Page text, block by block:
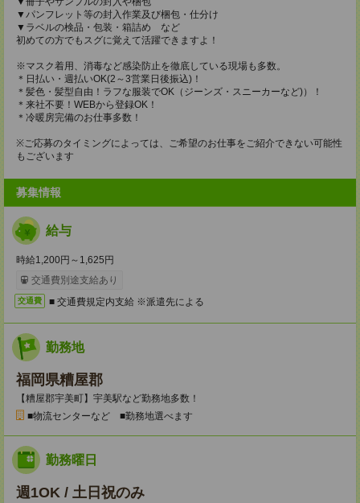
▼パンフレット等の封入作業及び梱包・仕分け
▼ラベルの検品・包装・箱詰め など
初めての方でもスグに覚えて活躍できますよ！
※マスク着用、消毒など感染防止を徹底している現場も多数。
＊日払い・週払いOK(2～3営業日後振込)！
＊髪色・髪型自由！ラフな服装でOK（ジーンズ・スニーカーなど)）！
＊来社不要！WEBから登録OK！
＊冷暖房完備のお仕事多数！
※ご応募のタイミングによっては、ご希望のお仕事をご紹介できない可能性
もございます
募集情報
給与
時給1,200円～1,625円
交通費別途支給あり
交通費 ■ 交通費規定内支給 ※派遣先による
勤務地
福岡県糟屋郡
【糟屋郡宇美町】宇美駅など勤務地多数！
■物流センターなど ■勤務地選べます
勤務曜日
週1OK / 土日祝のみ